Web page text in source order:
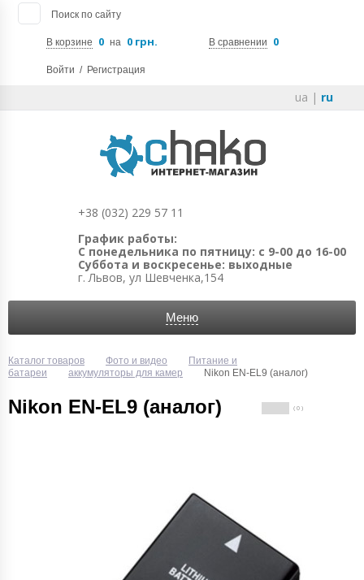
Поиск по сайту
В корзине 0 на 0 грн. В сравнении 0
Войти / Регистрация
ua | ru
+38 (032) 229 57 11
График работы:
С понедельника по пятницу: с 9-00 до 16-00
Суббота и воскресенье: выходные
г. Львов, ул Шевченка,154
Меню
Каталог товаров Фото и видео
Питание и
батареи
аккумуляторы для камер Nikon EN-EL9 (аналог)
Nikon EN-EL9 (аналог) ( 0 )